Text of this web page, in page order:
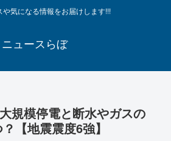
や気になる情報をお届けします!!!
ニュースらぼ
規模停電と断水やガスの
【地震震度6強】